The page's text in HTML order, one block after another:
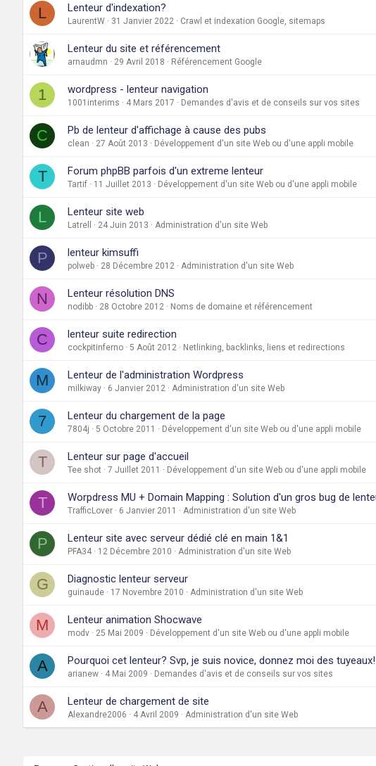
L Lenteur d'indexation?
LaurentW 31 Janvier 2022 Crawl et indexation Google, sitemaps
Lenteur du site et référencement
arnaudmn 29 Avril 2018 Référencement Google
1 wordpress - lenteur navigation
1001interims 4 Mars 2017 Demandes d'avis et de conseils sur vos sites
C Pb de lenteur d'affichage à cause des pubs
clean 27 Août 2013 Développement d'un site Web ou d'une appli mobile
T Forum phpBB parfois d'un extreme lenteur
Tartif 11 Juillet 2013 Développement d'un site Web ou d'une appli mobile
L Lenteur site web
Latrell 24 Juin 2013 Administration d'un site Web
P lenteur kimsuffi
polweb 28 Décembre 2012 Administration d'un site Web
N Lenteur résolution DNS
nodibb 28 Octobre 2012 Noms de domaine et référencement
C lenteur suite redirection
cockpitinferno 5 Août 2012 Netlinking, backlinks, liens et redirections
M Lenteur de l'administration Wordpress
milkiway 6 Janvier 2012 Administration d'un site Web
7 Lenteur du chargement de la page
7804j 5 Octobre 2011 Développement d'un site Web ou d'une appli mobile
T Lenteur sur page d'accueil
Tee shot 7 Juillet 2011 Développement d'un site Web ou d'une appli mobile
T Worpdress MU + Domain Mapping : Solution d'un gros bug de
TrafficLover 6 Janvier 2011 Administration d'un site Web
P Lenteur site avec serveur dédié clé en main 1&1
PFA34 12 Décembre 2010 Administration d'un site Web
G Diagnostic lenteur serveur
guinaude 17 Novembre 2010 Administration d'un site Web
M Lenteur animation Shocwave
modv 25 Mai 2009 Développement d'un site Web ou d'une appli mobile
A Pourquoi cet lenteur? Svp, je suis novice, donnez moi des tuyeaux!
arianew 4 Mai 2009 Demandes d'avis et de conseils sur vos sites
A Lenteur de chargement de site
Alexandre2006 4 Avril 2009 Administration d'un site Web